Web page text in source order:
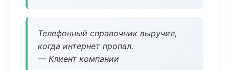
Телефонный справочник выручил,
когда интернет пропал.
— Клиент компании